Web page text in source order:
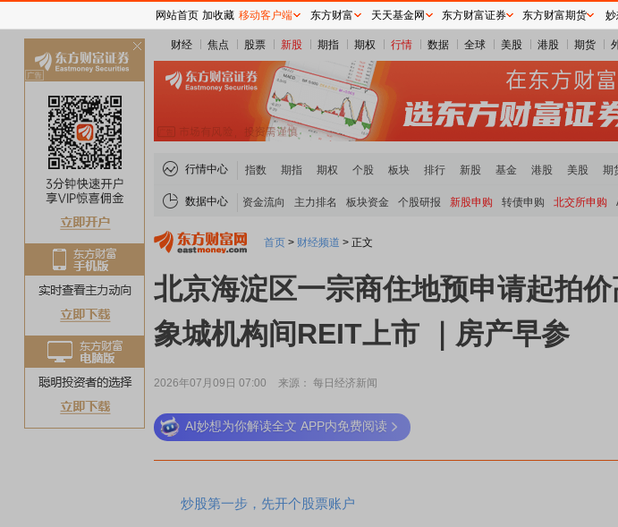
财经 焦点 股票 新股 期指 期权 行情 数据 全球 美股 港股 期货
行情中心 指数 期指 期权 个股 板块 排行 新股 基金 港股 美股 期
数据中心 资金流向 主力排名 板块资金 个股研报 新股申购 转债申购 北交所申购
首页 > 财经频道 > 正文
北京海淀区一宗商住地预申请起拍
象城机构间REIT上市 ｜房产早参
2026年07月09日 07:00 来源： 每日经济新闻
AI妙想为你解读全文 APP内免费阅读
炒股第一步，先开个股票账户
网站首页 加收藏 移动客户端 东方财富 天天基金网 东方财富证券 东方财富期货 妙
关